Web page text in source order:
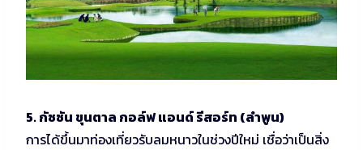
5. กัซซัน ขุนตาล กอล์ฟ แอนด์ รีสอร์ท (ลำพูน)
การได้ขึ้นมาท่องเที่ยวรับลมหนาวในช่วงปีใหม่ เชื่อว่าเป็นสิ่ง